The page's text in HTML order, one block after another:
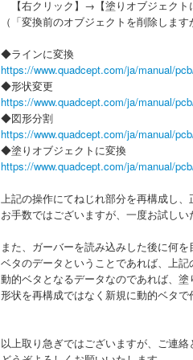
【右クリック】→【塗りオブジェクト
（「変換前のオブジェクトを削除しま
◆ラインに変換
https://www.quadcept.com/ja/manual/
◆形状変更
https://www.quadcept.com/ja/manual/
◆図形分割
https://www.quadcept.com/ja/manual/
◆塗りオブジェクトに変換
https://www.quadcept.com/ja/manual/
上記の操作にてねじれ部分を再構成し
お手数ではございますが、一度お試しい
また、ガーバーを読み込みした後に何
ベタのデータということであれば、上
動的ベタとなるデータなのであれば、
形状を再構成ではなく新規に動的ベタで
以上取り急ぎではございますが、ご連